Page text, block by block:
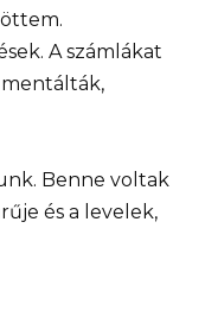
A számlákat
Benne voltak
és a levelek,